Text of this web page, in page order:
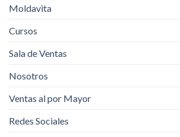
Moldavita
Cursos
Sala de Ventas
Nosotros
Ventas al por Mayor
Redes Sociales